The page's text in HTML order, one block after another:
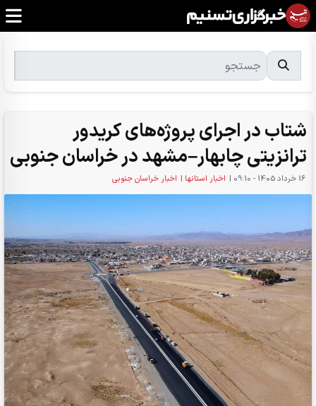
شتاب در اجرای پروژه‌های کریدور
ترانزیتی چابهار–مشهد در خراسان جنوبی
16 خرداد 1405 - 09:10 | اخبار استانها | اخبار خراسان جنوبی